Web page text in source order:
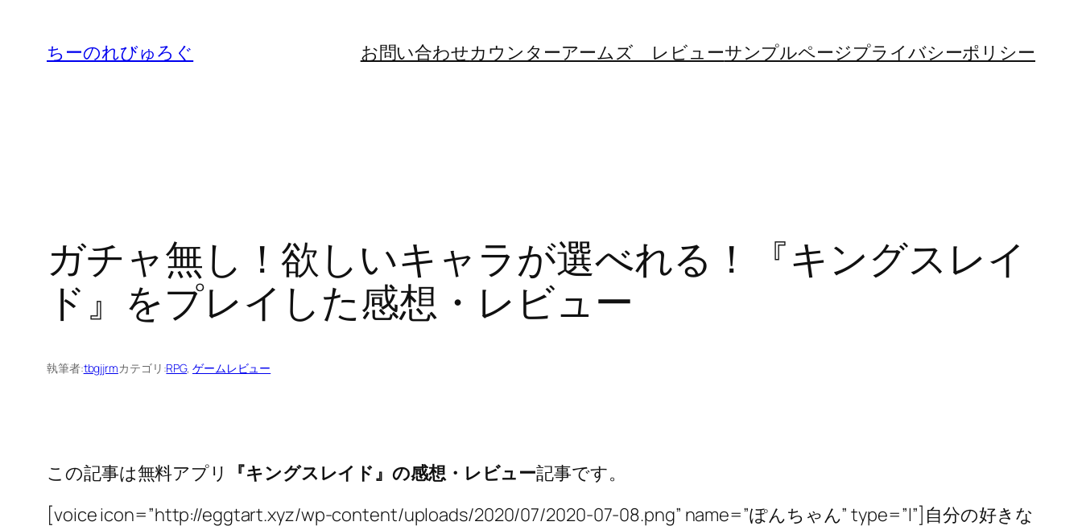
ちーのれびゅろぐ お問い合わせカウンターアームズ レビューサンプルページプライバシーポリシー
ガチャ無し！欲しいキャラが選べれる！『キングスレイ
ド』をプレイした感想・レビュー
執筆者:tbgjjrmカテゴリ:RPG, ゲームレビュー
この記事は無料アプリ 『キングスレイド』の感想・レビュー記事です。
[voice icon=”http://eggtart.xyz/wp-content/uploads/2020/07/2020-07-08.png” name=”ぽんちゃん” type=”l”]自分の好きな